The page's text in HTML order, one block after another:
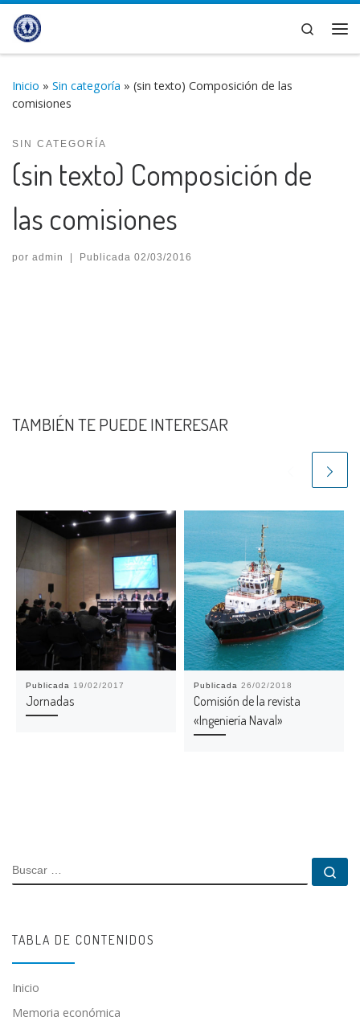
Saltar al contenido
Search
Inicio » Sin categoría » (sin texto) Composición de las
comisiones
SIN CATEGORÍA
(sin texto) Composición de
las comisiones
por admin | Publicada 02/03/2016
TAMBIÉN TE PUEDE INTERESAR
Publicada 19/02/2017
Jornadas
Publicada 26/02/2018
Comisión de la revista
«Ingeniería Naval»
BUSCAR
TABLA DE CONTENIDOS
Inicio
Memoria económica